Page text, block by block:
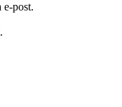
e-post.